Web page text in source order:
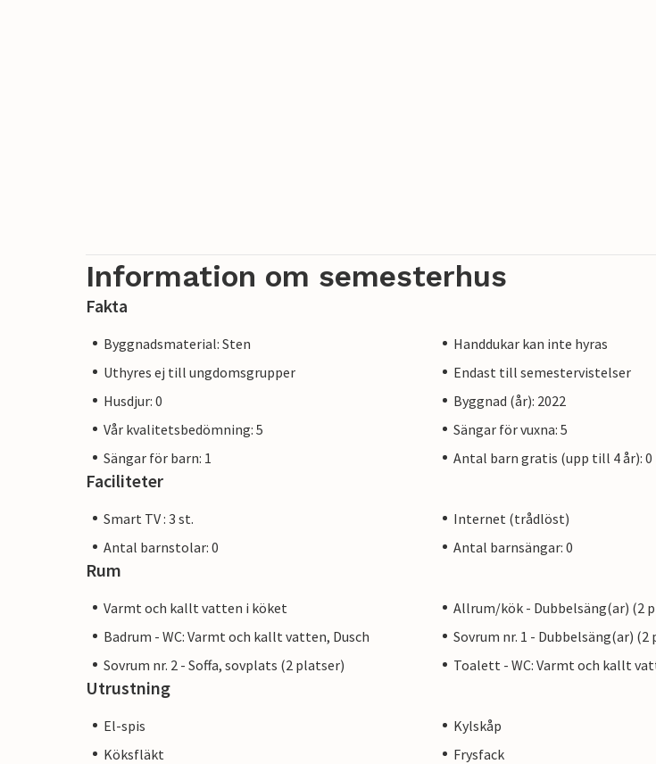
Information om semesterhus
Fakta
Byggnadsmaterial: Sten
Handdukar kan inte hyras
Uthyres ej till ungdomsgrupper
Endast till semestervistelser
Husdjur: 0
Byggnad (år): 2022
Vår kvalitetsbedömning: 5
Sängar för vuxna: 5
Sängar för barn: 1
Antal barn gratis (upp till 4 år): 0
Faciliteter
Smart TV : 3 st.
Internet (trådlöst)
Antal barnstolar: 0
Antal barnsängar: 0
Rum
Varmt och kallt vatten i köket
Allrum/kök - Dubbelsäng(ar) (2
Badrum - WC: Varmt och kallt vatten, Dusch
Sovrum nr. 1 - Dubbelsäng(ar) (2
Sovrum nr. 2 - Soffa, sovplats (2 platser)
Toalett - WC: Varmt och kallt
Utrustning
El-spis
Kylskåp
Köksfläkt
Frysfack